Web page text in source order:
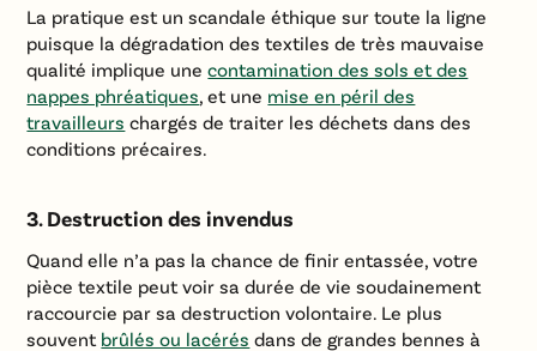
La pratique est un scandale éthique sur toute la ligne
puisque la dégradation des textiles de très mauvaise
qualité implique unecontamination des sols et des
nappes phréatiques, et une mise en péril des
travailleurs chargés de traiter les déchets dans des
conditions précaires.
3. Destruction des invendus
Quand elle n’a pas la chance de finir entassée, votre
pièce textile peut voir sa durée de vie soudainement
raccourcie par sa destruction volontaire. Le plus
souvent brûlés ou lacérés dans de grandes bennes à